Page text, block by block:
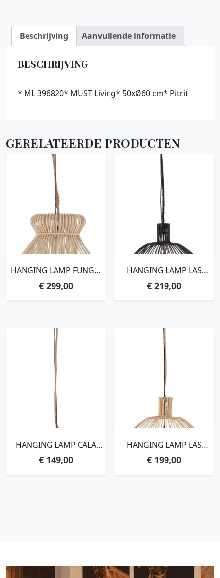
Beschrijving Aanvullende informatie
BESCHRIJVING
* ML 396820* MUST Living* 50xØ60 cm* Pitrit
GERELATEERDE PRODUCTEN
HANGING LAMP FUNGO
KUBU CORE. HEIGHT
€299,00
HANGING LAMP LAS
BLACK,50XØ50 CM, PITRIT
€ 219,00
HANGING LAMP CALA
PITRIT
€149,00
HANGING LAMP LAS
NATURAL,50XØ50 CM,
€ 199,00